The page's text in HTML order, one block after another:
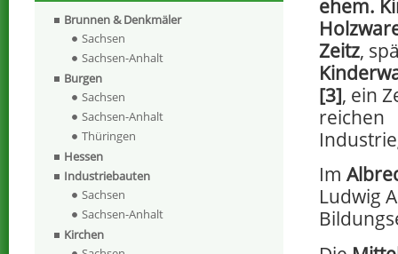
ehem.
Zeitz,
[3], ein
reichen
Im
Ludwig
Brunnen & Denkmäler
Sachsen
Sachsen-Anhalt
Burgen
Sachsen
Sachsen-Anhalt
Thüringen
Hessen
Industriebauten
Sachsen
Sachsen-Anhalt
Kirchen